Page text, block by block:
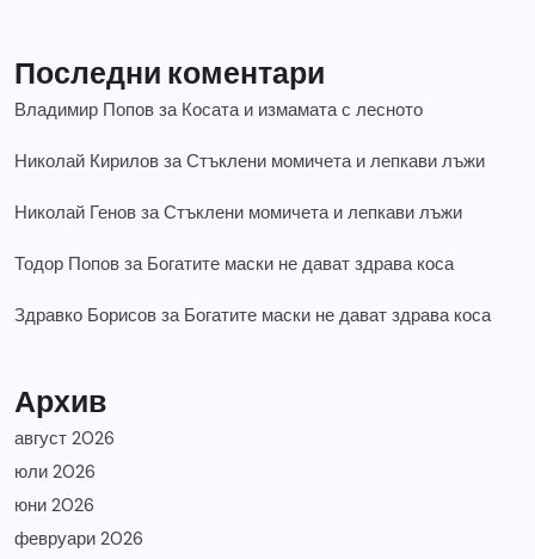
Последни коментари
Владимир Попов за Косата и измамата с лесното
Николай Кирилов заСтъклени момичета и лепкави лъжи
Николай Генов заСтъклени момичета и лепкави лъжи
Тодор Попов за Богатите маски не дават здрава коса
Здравко Борисов за Богатите маски не дават здрава коса
Архив
август 2026
юли 2026
юни 2026
февруари 2026